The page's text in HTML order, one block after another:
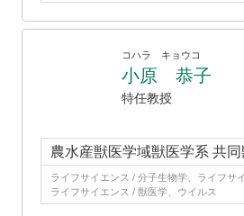
コハラ キョウコ
小原 恭子
特任教授
農水産獣医学域獣医学系 共
ライフサイエンス / 分子生物学、ライフサ
ライフサイエンス / 獣医学、ウイルス